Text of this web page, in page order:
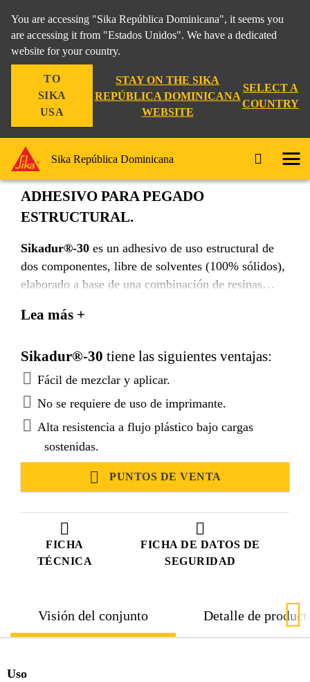
You are accessing "Sika República Dominicana", it seems you
are accessing it from "Estados Unidos". We have a dedicated
website for your country.
TO
SIKA
USA
STAY ON THE SIKA
REPÚBLICA DOMINICANA
WEBSITE
SELECT A
COUNTRY
Sika República Dominicana
FICHA
TÉCNICA
FICHA DE DATOS DE
SEGURIDAD
Sikadur®-30
ADHESIVO PARA PEGADO
ESTRUCTURAL.
Sikadur®-30 es un adhesivo de uso estructural de
dos componentes, libre de solventes (100% sólidos),
elaborado a base de una combinación de resinas
a temperaturas normales de +8°C a +35°C.
Lea más +
Sikadur®-30 tiene las siguientes ventajas:
Fácil de mezclar y aplicar.
No se requiere de uso de imprimante.
Alta resistencia a flujo plástico bajo cargas
sostenidas.
PUNTOS DE VENTA
Visión del conjunto Detalle de
Uso